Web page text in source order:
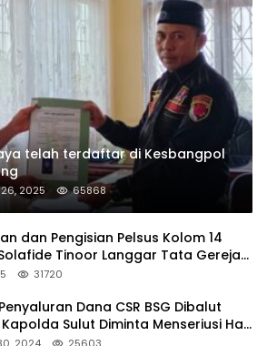
telah terdaftar di Kesbangpol
2025 65868
dan Pengisian Pelsus Kolom 14
Tinoor Langgar Tata Gereja
: Ini Perbuatan Melawan Hukum
31720
Dana CSR BSG Dibalut
Sulut Diminta Menseriusi Hal